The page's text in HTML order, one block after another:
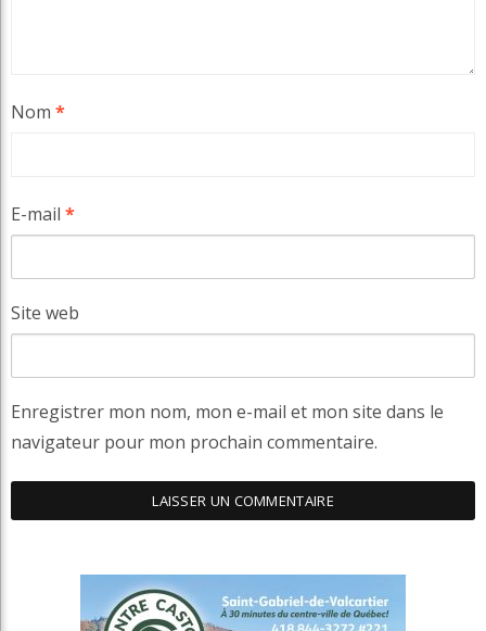
Nom *
E-mail *
Site web
Enregistrer mon nom, mon e-mail et mon site dans le
navigateur pour mon prochain commentaire.